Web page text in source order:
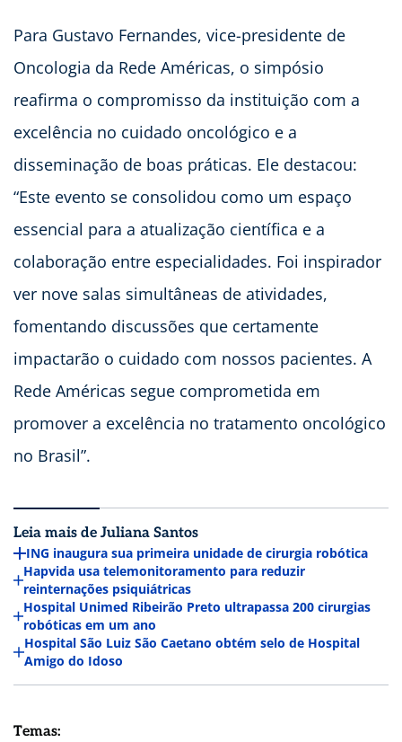
Para Gustavo Fernandes, vice-presidente de
Oncologia da Rede Américas, o simpósio
reafirma o compromisso da instituição com a
excelência no cuidado oncológico e a
disseminação de boas práticas. Ele destacou:
“Este evento se consolidou como um espaço
essencial para a atualização científica e a
colaboração entre especialidades. Foi inspirador
ver nove salas simultâneas de atividades,
fomentando discussões que certamente
impactarão o cuidado com nossos pacientes. A
Rede Américas segue comprometida em
promover a excelência no tratamento oncológico
no Brasil”.
Leia mais de Juliana Santos
ING inaugura sua primeira unidade de cirurgia robótica
Hapvida usa telemonitoramento para reduzir
reinternações psiquiátricas
Hospital Unimed Ribeirão Preto ultrapassa 200 cirurgias
robóticas em um ano
Hospital São Luiz São Caetano obtém selo de Hospital
Amigo do Idoso
Temas: